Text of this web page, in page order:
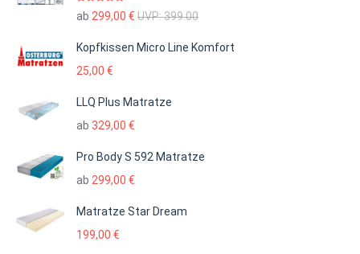
Bewertet mit
5.00von 5
ab 299,00 € UVP:399.00
Kopfkissen Micro Line Komfort
25,00 €
LLQ Plus Matratze
ab 329,00 €
Pro Body S 592 Matratze
ab 299,00 €
Matratze Star Dream
199,00 €